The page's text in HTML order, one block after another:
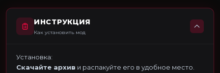
ИНСТРУКЦИЯ
Как установить мод
Установка:
Скачайте архив и распакуйте его в удобное место.